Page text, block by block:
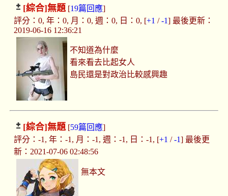
[綜合]無題[19篇回應]
評分：0, 年：0, 月：0, 週：0, 日：0, [+1 /-1] 最後更新：
2019-06-16 12:36:21
不知道為什麼
看來看去比起女人
島民還是對政治比較感興趣
[綜合]無題[59篇回應]
評分：-1, 年：-1, 月：-1, 週：-1, 日：-1, [+1 /-1] 最後更
新：2021-07-06 02:48:56
無本文